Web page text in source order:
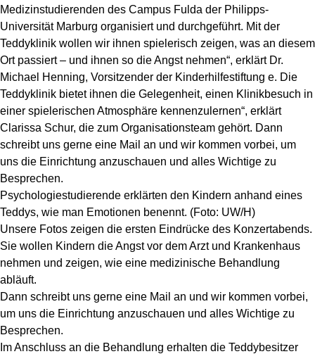
Medizinstudierenden des Campus Fulda der Philipps-
Universität Marburg organisiert und durchgeführt. Mit der
Teddyklinik wollen wir ihnen spielerisch zeigen, was an diesem
Ort passiert – und ihnen so die Angst nehmen“, erklärt Dr.
Michael Henning, Vorsitzender der Kinderhilfestiftung e. Die
Teddyklinik bietet ihnen die Gelegenheit, einen Klinikbesuch in
einer spielerischen Atmosphäre kennenzulernen“, erklärt
Clarissa Schur, die zum Organisationsteam gehört. Dann
schreibt uns gerne eine Mail an und wir kommen vorbei, um
uns die Einrichtung anzuschauen und alles Wichtige zu
Besprechen.
Psychologiestudierende erklärten den Kindern anhand eines
Teddys, wie man Emotionen benennt. (Foto: UW/H)
Unsere Fotos zeigen die ersten Eindrücke des Konzertabends.
Sie wollen Kindern die Angst vor dem Arzt und Krankenhaus
nehmen und zeigen, wie eine medizinische Behandlung
abläuft.
Dann schreibt uns gerne eine Mail an und wir kommen vorbei,
um uns die Einrichtung anzuschauen und alles Wichtige zu
Besprechen.
Im Anschluss an die Behandlung erhalten die Teddybesitzer